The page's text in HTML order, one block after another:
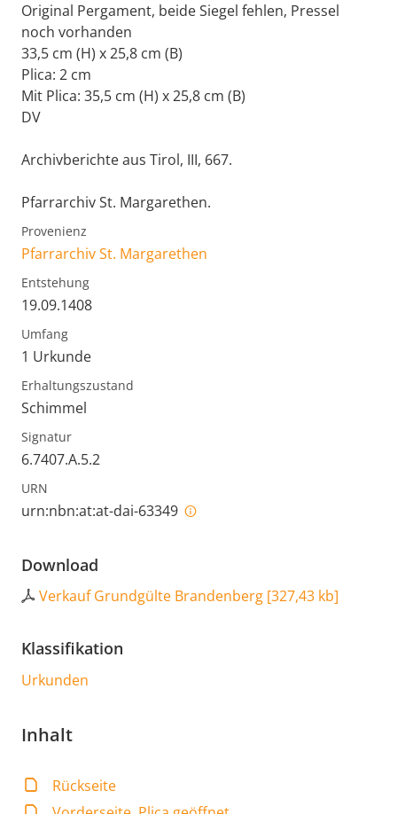
Original Pergament, beide Siegel fehlen, Pressel
noch vorhanden
33,5 cm (H) x 25,8 cm (B)
Plica: 2 cm
Mit Plica: 35,5 cm (H) x 25,8 cm (B)
DV
Archivberichte aus Tirol, III, 667.
Pfarrarchiv St. Margarethen.
Provenienz
Pfarrarchiv St. Margarethen
Entstehung
19.09.1408
Umfang
1 Urkunde
Erhaltungszustand
Schimmel
Signatur
6.7407.A.5.2
URN
urn:nbn:at:at-dai-63349
Download
Verkauf Grundgülte Brandenberg [327,43 kb]
Klassifikation
Urkunden
Inhalt
Rückseite